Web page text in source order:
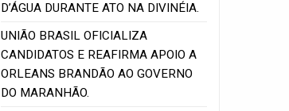
D’ÁGUA DURANTE ATO NA DIVINÉIA.
UNIÃO BRASIL OFICIALIZA
CANDIDATOS E REAFIRMA APOIO A
ORLEANS BRANDÃO AO GOVERNO
DO MARANHÃO.